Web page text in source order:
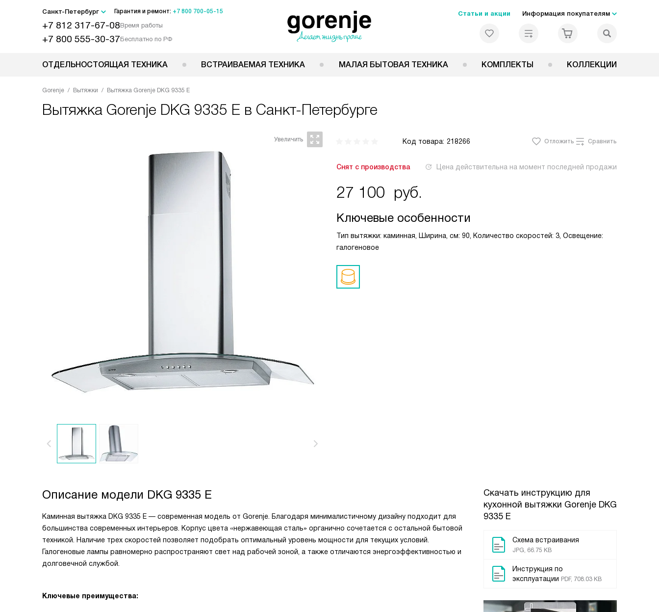
Санкт-Петербург Гарантия и ремонт: +7 800 700-05-15
+7 812 317-67-08Время работы
+7 800 555-30-37Бесплатно по РФ
Статьи и акции Информация покупателям
ОТДЕЛЬНОСТОЯЩАЯ ТЕХНИКА ВСТРАИВАЕМАЯ ТЕХНИКА МАЛАЯ БЫТОВАЯ ТЕХНИКА КОМПЛЕКТЫ КОЛЛЕКЦИИ
Gorenje Вытяжки Вытяжка Gorenje DKG 9335 E
Вытяжка Gorenje DKG 9335 E в Санкт-Петербурге
Код товара: 218266 Отложить Сравнить
Снят с производства Цена действительна на момент последней продажи
27 100 руб.
Ключевые особенности
Тип вытяжки: каминная, Ширина, см: 90, Количество скоростей: 3, Освещение:
галогеновое
Скачать инструкцию для
кухонной вытяжки Gorenje DKG
9335 E
Схема встраивания
JPG, 66.75 KB
Инструкция по
эксплуатации PDF, 708.03 KB
Описание модели DKG 9335 E
Каминная вытяжка DKG 9335 E — современная модель от Gorenje. Благодаря минималистичному дизайну подходит для
большинства современных интерьеров. Корпус цвета «нержавеющая сталь» органично сочетается с остальной бытовой
техникой. Наличие трех скоростей позволяет подобрать оптимальный уровень мощности для текущих условий.
Галогеновые лампы равномерно распространяют свет над рабочей зоной, а также отличаются энергоэффективностью и
долговечной службой.
Ключевые преимущества: